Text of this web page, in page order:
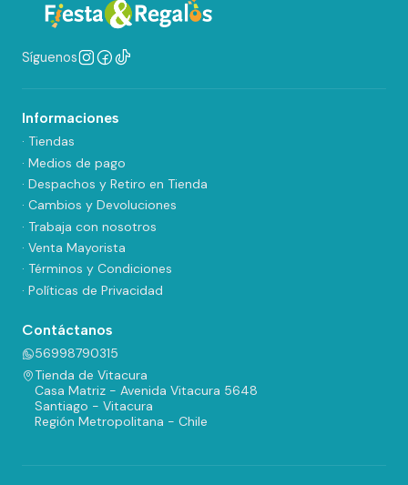
Síguenos
Informaciones
· Tiendas
· Medios de pago
· Despachos y Retiro en Tienda
· Cambios y Devoluciones
· Trabaja con nosotros
· Venta Mayorista
· Términos y Condiciones
· Políticas de Privacidad
Contáctanos
56998790315
Tienda de Vitacura
Casa Matriz - Avenida Vitacura 5648
Santiago - Vitacura
Región Metropolitana - Chile